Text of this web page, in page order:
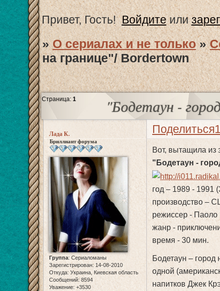
Привет, Гость! Войдитеили
»О сериалах и не только »
на границе"/ Bordertown
"Бодетаун -
Страница:1
Поделиться
Лада К.
Бриллиант форума
Группа: Сериаломаны
Зарегистрирован: 14-08-2010
Откуда: Украина, Киевская область
Сообщений: 8594
Уважение: +3530
Вот, вытащила из
"Бодетаун -
год – 1989 - 1991
производство –
режиссер -
жанр -
время - 30 мин.
Бодетаун –
одной
напитков Джек